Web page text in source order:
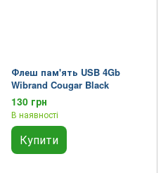
Флеш пам'ять USB 4Gb
Wibrand Cougar Black
130 грн
В наявності
Купити